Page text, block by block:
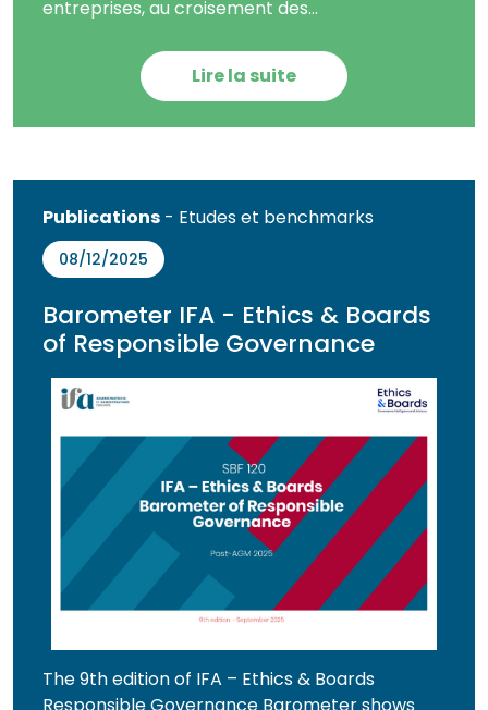
entreprises, au croisement des...
Lire la suite
Publications- Etudes et benchmarks
08/12/2025
Barometer IFA - Ethics & Boards
of Responsible Governance
The 9th edition of IFA – Ethics & Boards